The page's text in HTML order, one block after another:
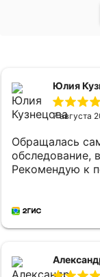
Юлия
7 августа
Обращалась
обследование,
Рекомендую к